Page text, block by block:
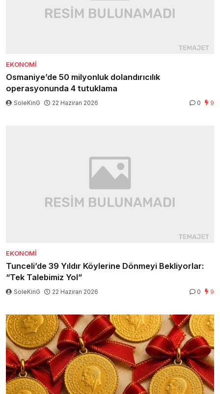
EKONOMI
Osmaniye’de 50 milyonluk dolandırıcılık
operasyonunda 4 tutuklama
SoleKinG 22 Haziran 2026 0 9
EKONOMI
Tunceli’de 39 Yıldır Köylerine Dönmeyi Bekliyorlar:
“Tek Talebimiz Yol”
SoleKinG 22 Haziran 2026 0 9